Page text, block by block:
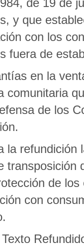
de 19 de
y que
con los
fuera de
en la
comunitaria
de los
la
transposición
de
con